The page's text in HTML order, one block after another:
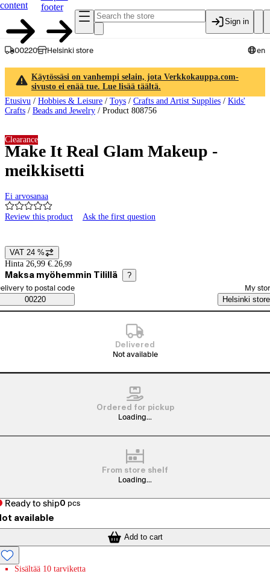
content
footer
Sign in
00220 Helsinki store en
Käytössäsi on vanhempi selain, jota Verkkokauppa.com-
sivusto ei enää tue. Lue lisää täältä.
Etusivu / Hobbies & Leisure / Toys / Crafts and Artist Supplies / Kids'
Crafts / Beads and Jewelry / Product 808756
Make It Real Glam Makeup -
meikkisetti
Ei arvosanaa
Review this product Ask the first question
Clearance
Price details
VAT 24 %
Hinta 26,99 €. 26,99
Maksa myöhemmin Tilillä ?
Saatavuustiedot
order method
to postal code
00220
My
Helsinki store
Delivered
Not available
Ordered for pickup
Loading...
From store shelf
Loading...
Ready to ship0 pcs
available
Add to cart
Sisältää 10 tarviketta